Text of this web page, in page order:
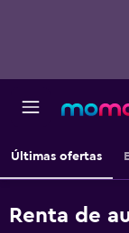
Últimas ofertas
Renta de